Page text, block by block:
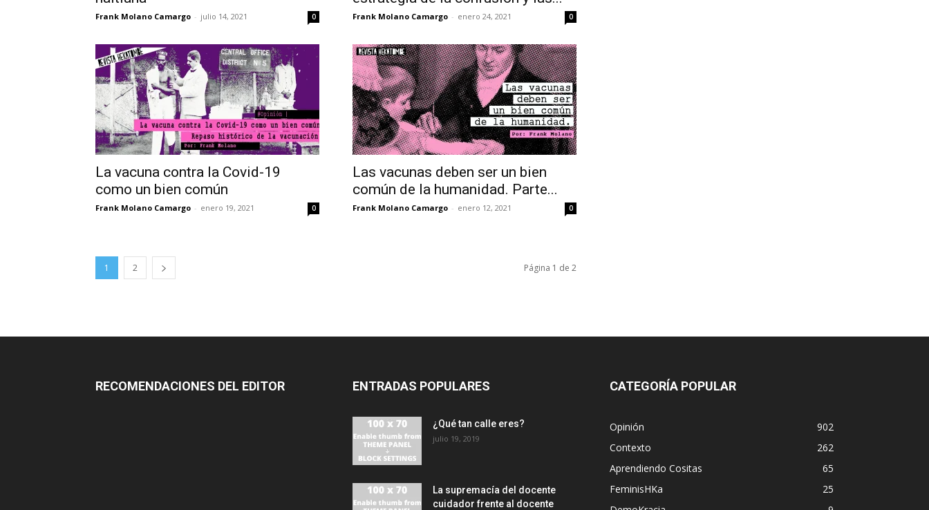
Frank Molano Camargo - julio 14, 2021 0 Frank Molano Camargo - enero 24, 2021 0
La vacuna contra la Covid-19
como un bien común
Frank Molano Camargo - enero 19, 2021 0
Las vacunas deben ser un bien
común de la humanidad. Parte...
Frank Molano Camargo - enero 12, 2021 0
1 2 Página 1 de 2
RECOMENDACIONES DEL EDITOR ENTRADAS POPULARES
¿Qué tan calle eres?
julio 19, 2019
La supremacía del docente
cuidador frente al docente
CATEGORÍA POPULAR
Opinión
902
Contexto
262
Aprendiendo Cositas
65
FeminisHKa
25